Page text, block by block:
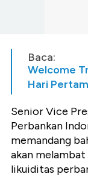
Baca:
Welcome
Hari
Senior Vice
Perbankan
memandang
akan
likuiditas